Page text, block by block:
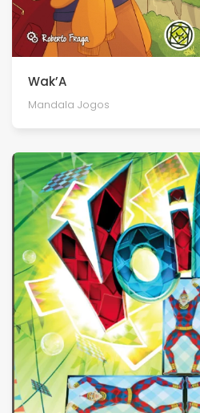
Wak’A
Mandala Jogos